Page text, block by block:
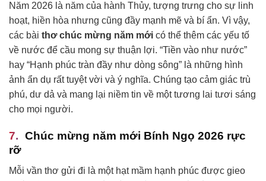
Năm 2026 là năm của hành Thủy, tượng trưng cho sự linh
hoạt, hiền hòa nhưng cũng đầy mạnh mẽ và bí ẩn. Vì vậy,
các bài thơ chúc mừng năm mới có thể thêm các yếu tố
về nước để cầu mong sự thuận lợi. “Tiền vào như nước”
hay “Hạnh phúc tràn đầy như dòng sông” là những hình
ảnh ẩn dụ rất tuyệt vời và ý nghĩa. Chúng tạo cảm giác trù
phú, dư dả và mang lại niềm tin về một tương lai tươi sáng
cho mọi người.
Chúc mừng năm mới Bính Ngọ 2026 rực
rỡ
Mỗi vần thơ gửi đi là một hạt mầm hạnh phúc được gieo